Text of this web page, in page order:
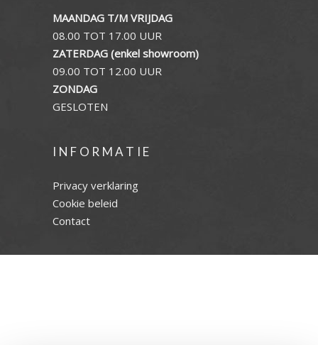
MAANDAG T/M VRIJDAG
08.00 TOT 17.00 UUR
ZATERDAG (enkel showroom)
09.00 TOT 12.00 UUR
ZONDAG
GESLOTEN
INFORMATIE
Privacy verklaring
Cookie beleid
Contact